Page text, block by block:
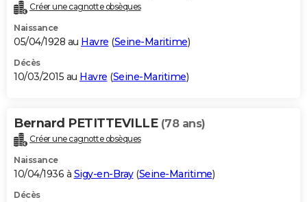
Créer une cagnotte obsèques
Naissance
05/04/1928 au Havre (Seine-Maritime)
Décès
10/03/2015 au Havre (Seine-Maritime)
Bernard PETITTEVILLE (78 ans)
Créer une cagnotte obsèques
Naissance
10/04/1936 à Sigy-en-Bray(Seine-Maritime)
Décès